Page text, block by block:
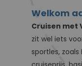
Welkom
Cruisen met
zit wel iets
sportles,